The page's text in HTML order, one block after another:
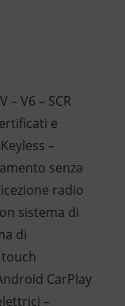
– V6 – SCR
e
–
senza
radio
sistema di
di
CarPlay
–